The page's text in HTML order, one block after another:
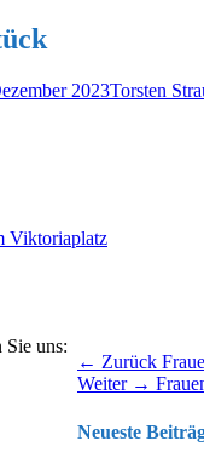
2023Autor
Torsten
Viktoriaplatz
uns:
← Zurück
Weiter →
Neueste